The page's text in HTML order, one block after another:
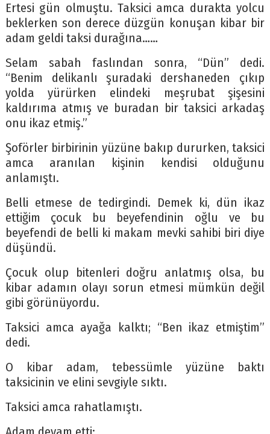
Ertesi gün olmuştu. Taksici amca durakta yolcu
beklerken son derece düzgün konuşan kibar bir
adam geldi taksi durağına……
Selam sabah faslından sonra, “Dün” dedi.
“Benim delikanlı şuradaki dershaneden çıkıp
yolda yürürken elindeki meşrubat şişesini
kaldırıma atmış ve buradan bir taksici arkadaş
onu ikaz etmiş.”
Şoförler birbirinin yüzüne bakıp dururken, taksici
amca aranılan kişinin kendisi olduğunu
anlamıştı.
Belli etmese de tedirgindi. Demek ki, dün ikaz
ettiğim çocuk bu beyefendinin oğlu ve bu
beyefendi de belli ki makam mevki sahibi biri diye
düşündü.
Çocuk olup bitenleri doğru anlatmış olsa, bu
kibar adamın olayı sorun etmesi mümkün değil
gibi görünüyordu.
Taksici amca ayağa kalktı; “Ben ikaz etmiştim”
dedi.
O kibar adam, tebessümle yüzüne baktı
taksicinin ve elini sevgiyle sıktı.
Taksici amca rahatlamıştı.